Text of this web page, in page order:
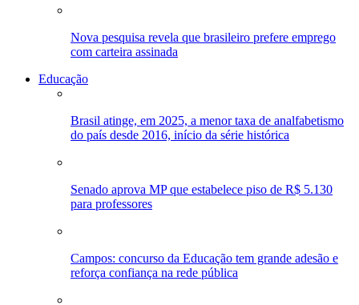
Nova pesquisa revela que brasileiro prefere emprego
com carteira assinada
Educação
Brasil atinge, em 2025, a menor taxa de analfabetismo
do país desde 2016, início da série histórica
Senado aprova MP que estabelece piso de R$ 5.130
para professores
Campos: concurso da Educação tem grande adesão e
reforça confiança na rede pública